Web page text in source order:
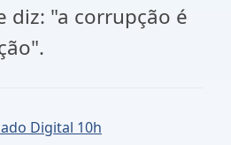
diz: "a corrupção é
Digital 10h